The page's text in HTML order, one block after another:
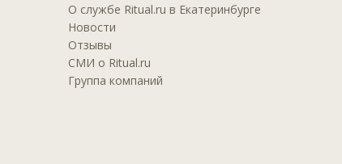
О службе Ritual.ru в Екатеринбурге
Новости
Отзывы
СМИ о Ritual.ru
Группа компаний